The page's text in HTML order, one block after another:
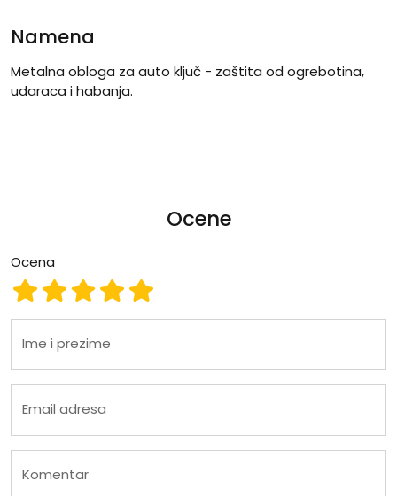
Namena
Metalna obloga za auto ključ - zaštita od ogrebotina,
udaraca i habanja.
Ocene
Ocena
Ocena 5
Ocena 4
Ocena 3
Ocena 2
Ocena 1
Ime i prezime
Email adresa
Komentar